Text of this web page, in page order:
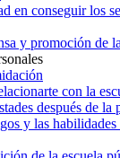
en conseguir los
y promoción de
con la
después de la
y las habilidades